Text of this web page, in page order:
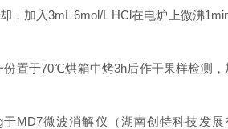
加入3mL 6mol/L HCl在电炉上微沸
置于70℃烘箱中烤3h后作干果样检测，
MD7微波消解仪（湖南创特科技发展